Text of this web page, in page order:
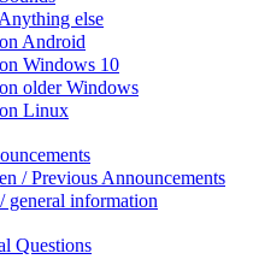
else
Android
Windows 10
older Windows
Linux
/ Previous Announcements
information
Questions